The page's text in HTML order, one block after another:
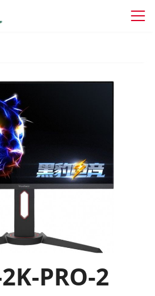
PRO-2